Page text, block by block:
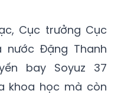
Cục trưởng Cục
nước Đặng Thanh
bay Soyuz 37
khoa học mà còn